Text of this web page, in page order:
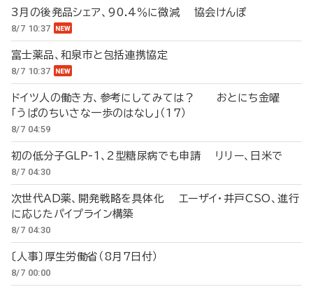
3月の後発品シェア、90.4％に微減 協会けんぽ
8/7 10:37
富士薬品、和泉市と包括連携協定
8/7 10:37
ドイツ人の働き方、参考にしてみては？ おとにち金曜
「うぱのちいさな一歩のはなし」（17）
8/7 04:59
初の低分子GLP-1、2型糖尿病でも申請 リリー、日米で
8/7 04:30
次世代AD薬、開発戦略を具体化 エーザイ・井戸CSO、進行
に応じたパイプライン構築
8/7 04:30
〔人事〕厚生労働省（8月7日付）
8/7 00:00